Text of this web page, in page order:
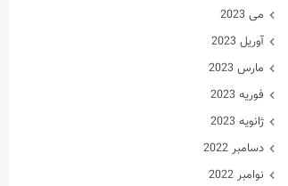
می 2023
آوریل 2023
مارس 2023
فوریه 2023
ژانویه 2023
دسامبر 2022
نوامبر 2022